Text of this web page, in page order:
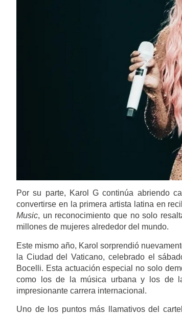
Por su parte, Karol G continúa abriendo
convertirse en la primera artista latina en
Music, un reconocimiento que no solo
millones de mujeres alrededor del mundo.
Este mismo año, Karol sorprendió
la Ciudad del Vaticano, celebrado el
Bocelli. Esta actuación especial no solo
como los de la música urbana y los de
impresionante carrera internacional.
Uno de los puntos más llamativos del